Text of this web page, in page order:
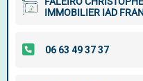
IMMOBILIER IAD